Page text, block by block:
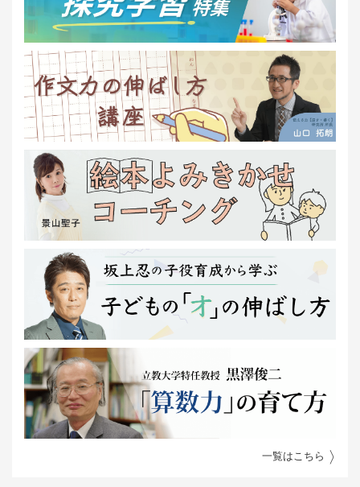
一覧はこちら